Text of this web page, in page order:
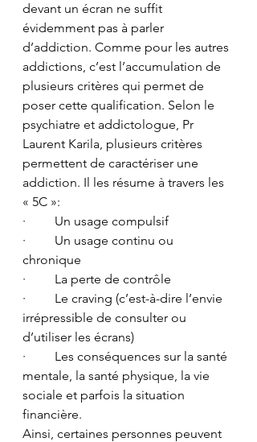
devant un écran ne suffit
évidemment pas à parler
d’addiction. Comme pour les autres
addictions, c’est l’accumulation de
plusieurs critères qui permet de
poser cette qualification. Selon le
psychiatre et addictologue, Pr
Laurent Karila, plusieurs critères
permettent de caractériser une
addiction. Il les résume à travers les
« 5C »:
·         Un usage compulsif
·         Un usage continu ou
chronique
·         La perte de contrôle
·         Le craving (c’est-à-dire l’envie
irrépressible de consulter ou
d’utiliser les écrans)
·         Les conséquences sur la santé
mentale, la santé physique, la vie
sociale et parfois la situation
financière.
Ainsi, certaines personnes peuvent